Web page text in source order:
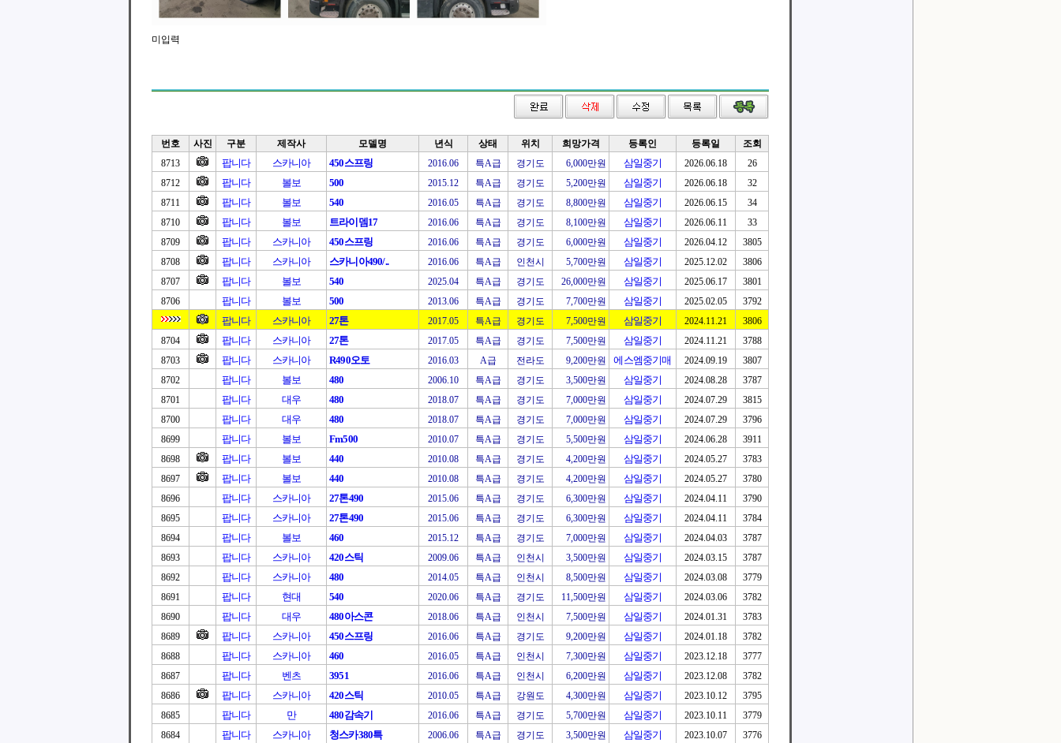
미입력
번호 사진 구분 제작사 모델명 년식 상태 위치 희망가격 등록인 등록일
조회
8713
팝니다 스카니아 450스프링 2016.06 특A급 경기도 6,000만원 삼일중기 2026.06.18
26
8712
팝니다 볼보 500 2015.12 특A급 경기도 5,200만원 삼일중기 2026.06.18
32
8711
팝니다 볼보 540 2016.05 특A급 경기도 8,800만원 삼일중기 2026.06.15
34
8710
팝니다 볼보 트라이뎀17 2016.06 특A급 경기도 8,100만원 삼일중기 2026.06.11
33
8709
팝니다 스카니아 450스프링 2016.06 특A급 경기도 6,000만원 삼일중기 2026.04.12
3805
8708
팝니다 스카니아 스카니아490/.. 2016.06 특A급 인천시 5,700만원 삼일중기 2025.12.02
3806
8707
팝니다 볼보 540 2025.04 특A급 경기도 26,000만원 삼일중기 2025.06.17
3801
8706
팝니다 볼보 500 2013.06 특A급 경기도 7,700만원 삼일중기 2025.02.05 3792
팝니다 스카니아 27톤 2017.05 특A급 경기도 7,500만원 삼일중기 2024.11.21
3806
8704
팝니다 스카니아 27톤 2017.05 특A급 경기도 7,500만원 삼일중기 2024.11.21
3788
8703
팝니다 스카니아 R490오토 2016.03 A급 전라도 9,200만원 에스엠중기매 2024.09.19
3807
8702
팝니다 볼보 480 2006.10 특A급 경기도 3,500만원 삼일중기 2024.08.28
3787
8701
팝니다 대우 480 2018.07 특A급 경기도 7,000만원 삼일중기 2024.07.29
3815
8700
팝니다 대우 480 2018.07 특A급 경기도 7,000만원 삼일중기 2024.07.29
3796
8699
팝니다 볼보 Fm500 2010.07 특A급 경기도 5,500만원 삼일중기 2024.06.28
3911
8698
팝니다 볼보 440 2010.08 특A급 경기도 4,200만원 삼일중기 2024.05.27
3783
8697
팝니다 볼보 440 2010.08 특A급 경기도 4,200만원 삼일중기 2024.05.27
3780
8696
팝니다 스카니아 27톤490 2015.06 특A급 경기도 6,300만원 삼일중기 2024.04.11
3790
8695
팝니다 스카니아 27톤490 2015.06 특A급 경기도 6,300만원 삼일중기 2024.04.11
3784
8694
팝니다 볼보 460 2015.12 특A급 경기도 7,000만원 삼일중기 2024.04.03
3787
8693
팝니다 스카니아 420스틱 2009.06 특A급 인천시 3,500만원 삼일중기 2024.03.15
3787
8692
팝니다 스카니아 480 2014.05 특A급 인천시 8,500만원 삼일중기 2024.03.08
3779
8691
팝니다 현대 540 2020.06 특A급 경기도 11,500만원 삼일중기 2024.03.06
3782
8690
팝니다 대우 480아스콘 2018.06 특A급 인천시 7,500만원 삼일중기 2024.01.31
3783
8689
팝니다 스카니아 450스프링 2016.06 특A급 경기도 9,200만원 삼일중기 2024.01.18
3782
8688
팝니다 스카니아 460 2016.05 특A급 인천시 7,300만원 삼일중기 2023.12.18
3777
8687
팝니다 벤츠 3951 2016.06 특A급 인천시 6,200만원 삼일중기 2023.12.08
3782
8686
팝니다 스카니아 420스틱 2010.05 특A급 강원도 4,300만원 삼일중기 2023.10.12
3795
8685
팝니다 만 480감속기 2016.06 특A급 경기도 5,700만원 삼일중기 2023.10.11
3779
8684
팝니다 스카니아 청스카380특 2006.06 특A급 경기도 3,500만원 삼일중기 2023.10.07 3776